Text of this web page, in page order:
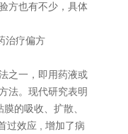
方也有不少，具体
一，即用药液或
法。现代研究表明
的吸收、扩散、
过效应 , 增加了病